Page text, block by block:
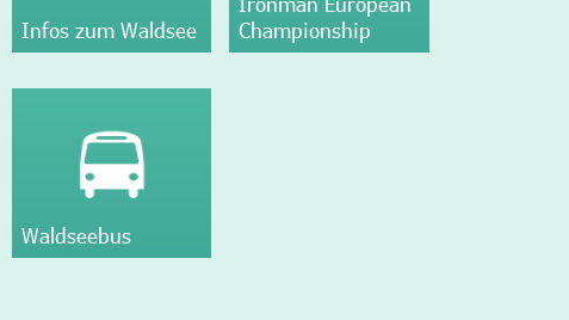
Infos zum Waldsee
Championship
Waldseebus